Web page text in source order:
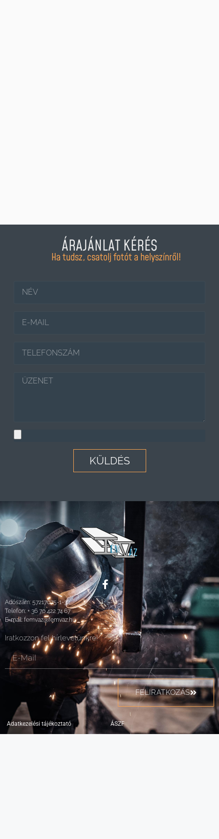
ÁRAJÁNLAT KÉRÉS
Ha tudsz, csatolj fotót a helyszínről!
KÜLDÉS
Adószám: 57217075-1-32
Telefon: + 36 70 422 74 67
E-mail: femvaz@femvaz.hu
Iratkozzon fel hírlevelünkre!
FELIRATKOZÁS
Adatkezelési tájékoztató ÁSZF